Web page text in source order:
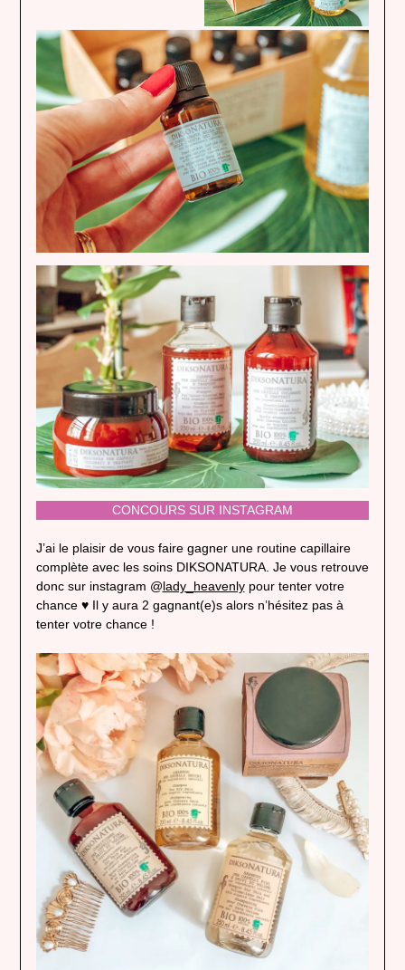
CONCOURS SUR INSTAGRAM
J’ai le plaisir de vous faire gagner une routine capillaire
complète avec les soins DIKSONATURA. Je vous retrouve
donc sur instagram @lady_heavenlypour tenter votre
chance ♥ Il y aura 2 gagnant(e)s alors n’hésitez pas à
tenter votre chance !